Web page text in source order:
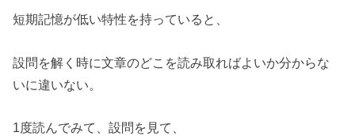
短期記憶が低い特性を持っていると、
設問を解く時に文章のどこを読み取ればよいか分からな
いに違いない。
1度読んでみて、設問を見て、